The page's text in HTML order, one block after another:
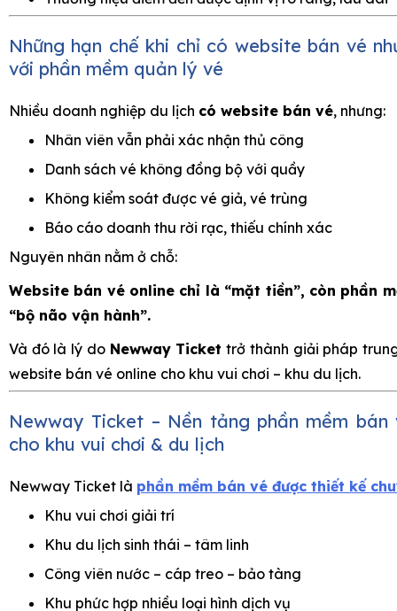
Những hạn chế khi chỉ có website bán vé
với phần mềm quản lý vé
Nhiều doanh nghiệp du lịch có website bán vé, nhưng:
Nhân viên vẫn phải xác nhận thủ công
Danh sách vé không đồng bộ với quầy
Không kiểm soát được vé giả, vé trùng
Báo cáo doanh thu rời rạc, thiếu chính xác
Nguyên nhân nằm ở chỗ:
Website bán vé online chỉ là “mặt tiền”, còn phần
“bộ não vận hành”.
Và đó là lý do Newway Ticket trở thành giải pháp
website bán vé online cho khu vui chơi – khu du lịch.
Newway Ticket – Nền tảng phần mềm bán
cho khu vui chơi & du lịch
Newway Ticket là phần mềm bán vé được thiết kế
Khu vui chơi giải trí
Khu du lịch sinh thái – tâm linh
Công viên nước – cáp treo – bảo tàng
Khu phức hợp nhiều loại hình dịch vụ